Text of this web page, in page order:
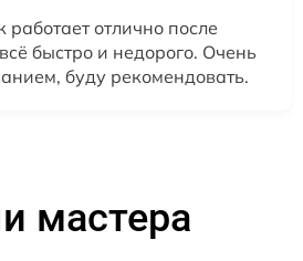
работает отлично после
быстро и недорого. Очень
буду рекомендовать.
мастера